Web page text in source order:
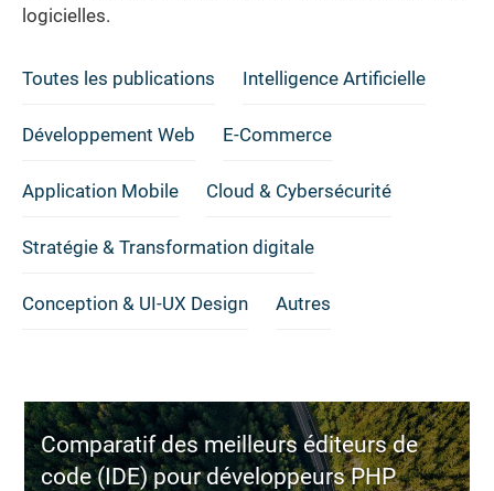
logicielles.
Toutes les publications Intelligence Artificielle
Développement Web E-Commerce
Application Mobile Cloud & Cybersécurité
Stratégie & Transformation digitale
Conception & UI-UX Design Autres
Comparatif des meilleurs éditeurs de
code (IDE) pour développeurs PHP